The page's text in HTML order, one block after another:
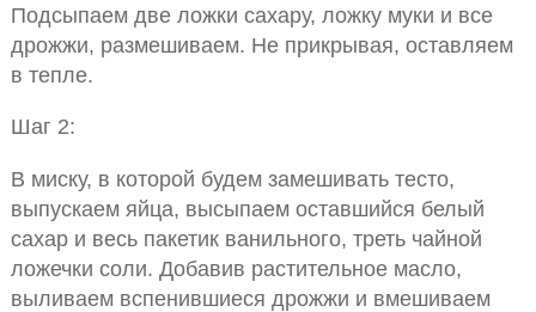
Подсыпаем две ложки сахару, ложку муки и все
дрожжи, размешиваем. Не прикрывая, оставляем
в тепле.
Шаг 2:
В миску, в которой будем замешивать тесто,
выпускаем яйца, высыпаем оставшийся белый
сахар и весь пакетик ванильного, треть чайной
ложечки соли. Добавив растительное масло,
выливаем вспенившиеся дрожжи и вмешиваем